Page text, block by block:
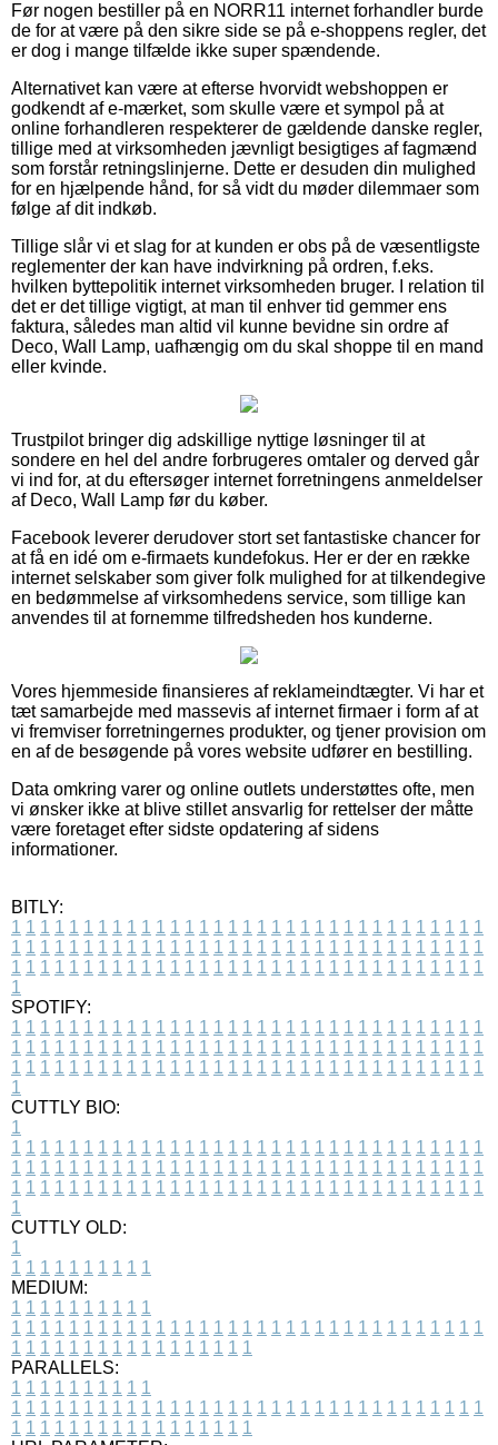
Før nogen bestiller på en NORR11 internet forhandler burde
de for at være på den sikre side se på e-shoppens regler, det
er dog i mange tilfælde ikke super spændende.
Alternativet kan være at efterse hvorvidt webshoppen er
godkendt af e-mærket, som skulle være et sympol på at
online forhandleren respekterer de gældende danske regler,
tillige med at virksomheden jævnligt besigtiges af fagmænd
som forstår retningslinjerne. Dette er desuden din mulighed
for en hjælpende hånd, for så vidt du møder dilemmaer som
følge af dit indkøb.
Tillige slår vi et slag for at kunden er obs på de væsentligste
reglementer der kan have indvirkning på ordren, f.eks.
hvilken byttepolitik internet virksomheden bruger. I relation til
det er det tillige vigtigt, at man til enhver tid gemmer ens
faktura, således man altid vil kunne bevidne sin ordre af
Deco, Wall Lamp, uafhængig om du skal shoppe til en mand
eller kvinde.
Trustpilot bringer dig adskillige nyttige løsninger til at
sondere en hel del andre forbrugeres omtaler og derved går
vi ind for, at du eftersøger internet forretningens anmeldelser
af Deco, Wall Lamp før du køber.
Facebook leverer derudover stort set fantastiske chancer for
at få en idé om e-firmaets kundefokus. Her er der en række
internet selskaber som giver folk mulighed for at tilkendegive
en bedømmelse af virksomhedens service, som tillige kan
anvendes til at fornemme tilfredsheden hos kunderne.
Vores hjemmeside finansieres af reklameindtægter. Vi har et
tæt samarbejde med massevis af internet firmaer i form af at
vi fremviser forretningernes produkter, og tjener provision om
en af de besøgende på vores website udfører en bestilling.
Data omkring varer og online outlets understøttes ofte, men
vi ønsker ikke at blive stillet ansvarlig for rettelser der måtte
være foretaget efter sidste opdatering af sidens
informationer.
BITLY:
1 1 1 1 1 1 1 1 1 1 1 1 1 1 1 1 1 1 1 1 1 1 1 1 1 1 1 1 1 1 1 1 1
1 1 1 1 1 1 1 1 1 1 1 1 1 1 1 1 1 1 1 1 1 1 1 1 1 1 1 1 1 1 1 1 1
1 1 1 1 1 1 1 1 1 1 1 1 1 1 1 1 1 1 1 1 1 1 1 1 1 1 1 1 1 1 1 1 1
1
SPOTIFY:
1 1 1 1 1 1 1 1 1 1 1 1 1 1 1 1 1 1 1 1 1 1 1 1 1 1 1 1 1 1 1 1 1
1 1 1 1 1 1 1 1 1 1 1 1 1 1 1 1 1 1 1 1 1 1 1 1 1 1 1 1 1 1 1 1 1
1 1 1 1 1 1 1 1 1 1 1 1 1 1 1 1 1 1 1 1 1 1 1 1 1 1 1 1 1 1 1 1 1
1
CUTTLY BIO:
1
1 1 1 1 1 1 1 1 1 1 1 1 1 1 1 1 1 1 1 1 1 1 1 1 1 1 1 1 1 1 1 1 1
1 1 1 1 1 1 1 1 1 1 1 1 1 1 1 1 1 1 1 1 1 1 1 1 1 1 1 1 1 1 1 1 1
1 1 1 1 1 1 1 1 1 1 1 1 1 1 1 1 1 1 1 1 1 1 1 1 1 1 1 1 1 1 1 1 1
1
CUTTLY OLD:
1
1 1 1 1 1 1 1 1 1 1
MEDIUM:
1 1 1 1 1 1 1 1 1 1
1 1 1 1 1 1 1 1 1 1 1 1 1 1 1 1 1 1 1 1 1 1 1 1 1 1 1 1 1 1 1 1 1
1 1 1 1 1 1 1 1 1 1 1 1 1 1 1 1 1
PARALLELS:
1 1 1 1 1 1 1 1 1 1
1 1 1 1 1 1 1 1 1 1 1 1 1 1 1 1 1 1 1 1 1 1 1 1 1 1 1 1 1 1 1 1 1
1 1 1 1 1 1 1 1 1 1 1 1 1 1 1 1 1